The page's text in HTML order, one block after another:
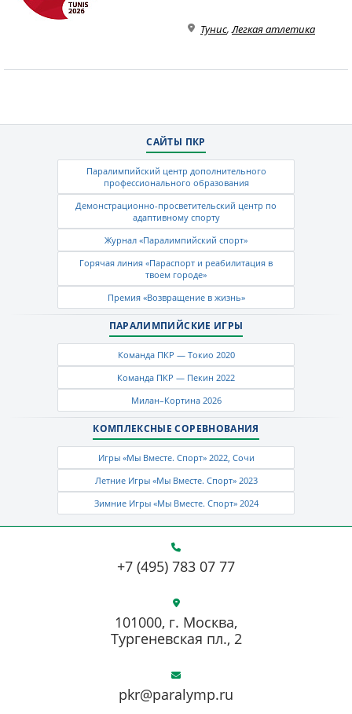
Тунис,Легкая атлетика
САЙТЫ ПКР
Паралимпийский центр дополнительного
профессионального образования
Демонстрационно-просветительский центр по
адаптивному спорту
Журнал «Паралимпийский спорт»
Горячая линия «Параспорт и реабилитация в
твоем городе»
Премия «Возвращение в жизнь»
ПАРАЛИМПИЙСКИЕ ИГРЫ
Команда ПКР — Токио 2020
Команда ПКР — Пекин 2022
Милан–Кортина 2026
КОМПЛЕКСНЫЕ СОРЕВНОВАНИЯ
Игры «Мы Вместе. Спорт» 2022, Сочи
Летние Игры «Мы Вместе. Спорт» 2023
Зимние Игры «Мы Вместе. Спорт» 2024
+7 (495) 783 07 77
pkr@paralymp.ru
101000, г. Москва,
Тургеневская пл., 2